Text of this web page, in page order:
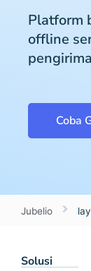
Platform
offline
Coba
Jubelio
Solusi